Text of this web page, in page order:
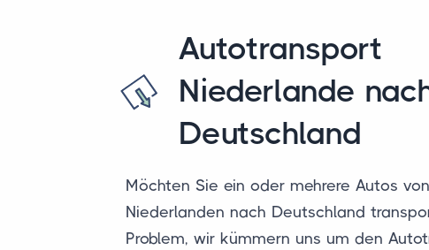
Autotransport
Niederlande
Deutschland
Möchten Sie ein oder mehrere Autos
Niederlanden nach Deutschland
Problem, wir kümmern uns um den